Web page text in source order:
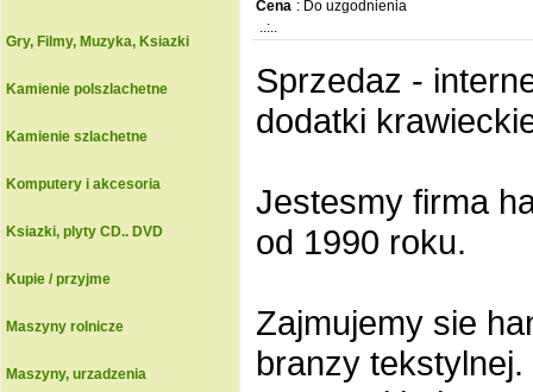
Gry, Filmy, Muzyka, Ksiazki
Kamienie polszlachetne
Kamienie szlachetne
Komputery i akcesoria
Ksiazki, plyty CD.. DVD
Kupie / przyjme
Maszyny rolnicze
Maszyny, urzadzenia
Cena : Do uzgodnienia
..:..
Sprzedaz -
dodatki
Jestesmy firma
od 1990 roku.
Zajmujemy sie
branzy